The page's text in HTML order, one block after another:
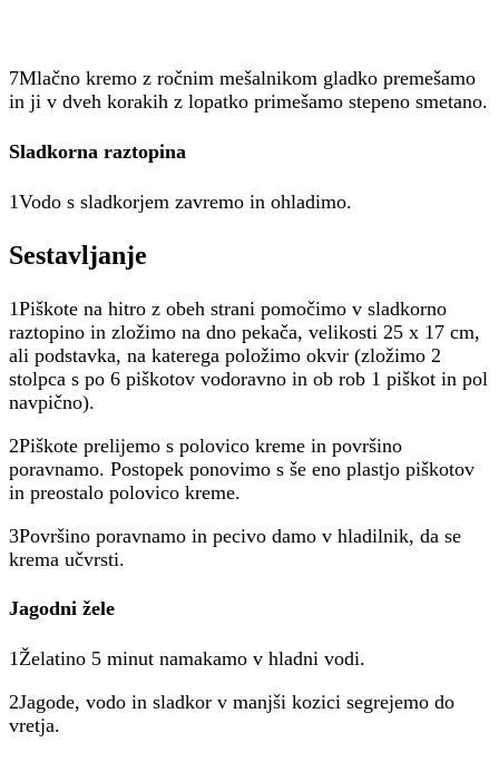
7Mlačno kremo z ročnim mešalnikom gladko premešamo
in ji v dveh korakih z lopatko primešamo stepeno smetano.
Sladkorna raztopina
1Vodo s sladkorjem zavremo in ohladimo.
Sestavljanje
1Piškote na hitro z obeh strani pomočimo v sladkorno
raztopino in zložimo na dno pekača, velikosti 25 x 17 cm,
ali podstavka, na katerega položimo okvir (zložimo 2
stolpca s po 6 piškotov vodoravno in ob rob 1 piškot in pol
navpično).
2Piškote prelijemo s polovico kreme in površino
poravnamo. Postopek ponovimo s še eno plastjo piškotov
in preostalo polovico kreme.
3Površino poravnamo in pecivo damo v hladilnik, da se
krema učvrsti.
Jagodni žele
1Želatino 5 minut namakamo v hladni vodi.
2Jagode, vodo in sladkor v manjši kozici segrejemo do
vretja.